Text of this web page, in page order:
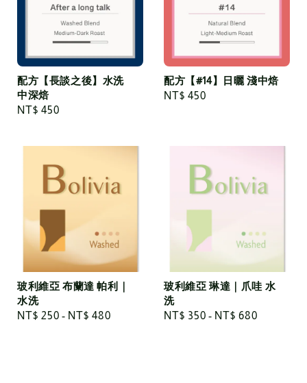
配方【長談之後】水洗
中深焙
Regular
NT$ 450
配方【#14】日曬 淺中焙
Regular
NT$ 450
玻利維亞 布蘭達 帕利｜
水洗
Regular
NT$ 250 - NT$ 480
玻利維亞 琳達｜爪哇 水
洗
Regular
NT$ 350 - NT$ 680